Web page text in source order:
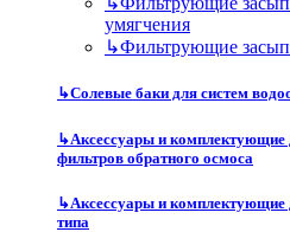
умягчения
↳Фильтрующие
↳Солевые баки для систем
↳Аксессуары и
фильтров обратного осмоса
↳Аксессуары и комплектующие
типа